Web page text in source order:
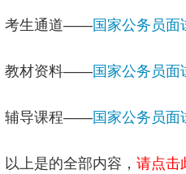
生通道——国家公务员面
材资料——国家公务员面
导课程——国家公务员面
是的全部内容， 请点击